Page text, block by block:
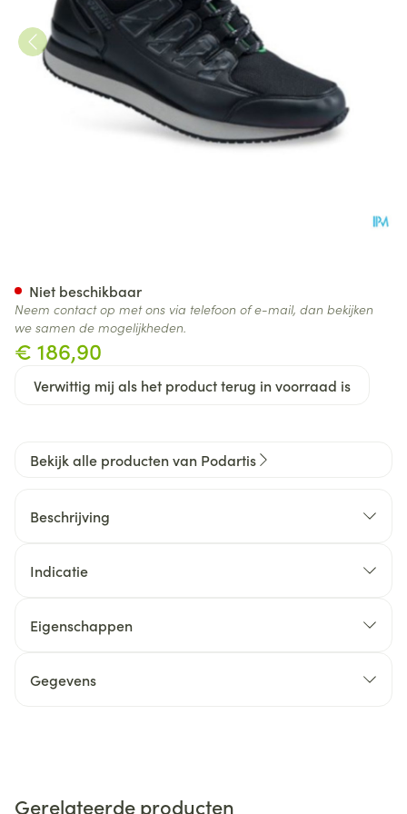
€ 186,90
Verwittig mij als het product terug in voorraad is
Niet beschikbaar
Neem contact op met ons via telefoon of e-mail, dan bekijken
we samen de mogelijkheden.
Bekijk alle producten van Podartis
Beschrijving
Indicatie
Eigenschappen
Gegevens
Gerelateerde producten